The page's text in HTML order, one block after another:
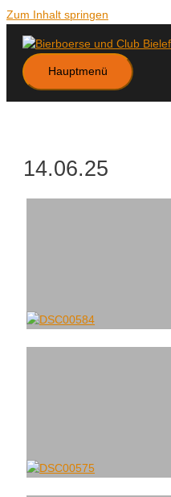
Zum Inhalt springen
Hauptmenü
14.06.25